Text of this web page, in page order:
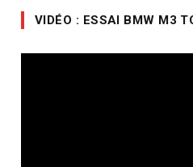
VIDÉO : ESSAI BMW M3